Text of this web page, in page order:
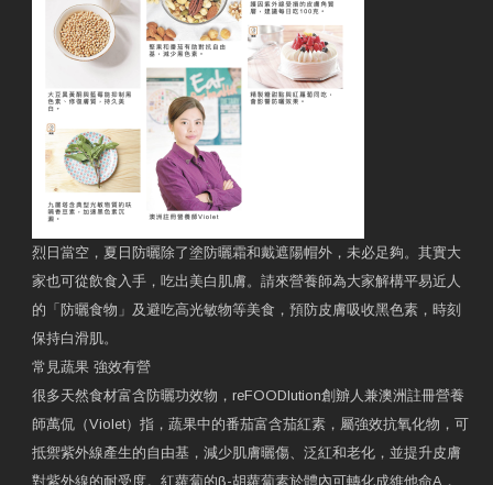
烈日當空，夏日防曬除了塗防曬霜和戴遮陽帽外，未必足夠。其實大
家也可從飲食入手，吃出美白肌膚。請來營養師為大家解構平易近人
的「防曬食物」及避吃高光敏物等美食，預防皮膚吸收黑色素，時刻
保持白滑肌。
常見蔬果 強效有營
很多天然食材富含防曬功效物，reFOODlution創辧人兼澳洲註冊營養
師萬侃（Violet）指，蔬果中的番茄富含茄紅素，屬強效抗氧化物，可
抵禦紫外線產生的自由基，減少肌膚曬傷、泛紅和老化，並提升皮膚
對紫外線的耐受度。紅蘿蔔的β-胡蘿蔔素於體內可轉化成維他命A，